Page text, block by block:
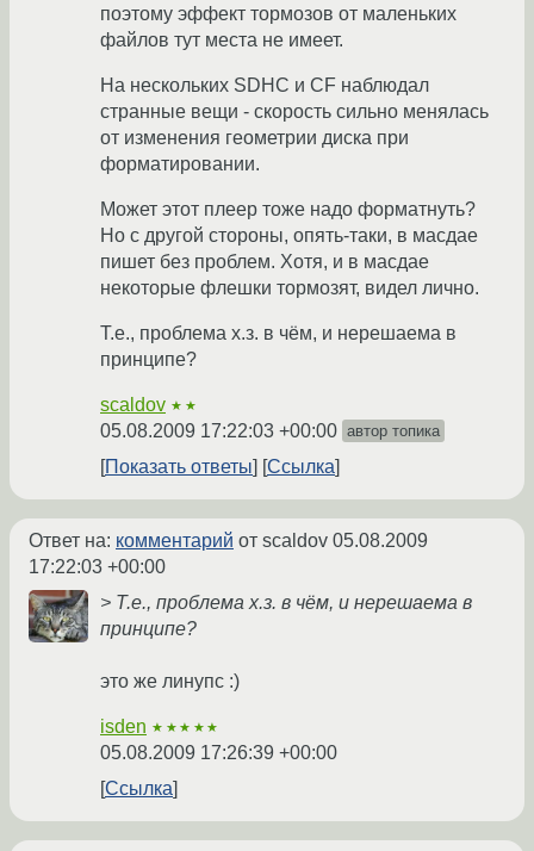
поэтому эффект тормозов от маленьких
файлов тут места не имеет.
На нескольких SDHC и CF наблюдал
странные вещи - скорость сильно менялась
от изменения геометрии диска при
форматировании.
Может этот плеер тоже надо форматнуть?
Но с другой стороны, опять-таки, в масдае
пишет без проблем. Хотя, и в масдае
некоторые флешки тормозят, видел лично.
Т.е., проблема х.з. в чём, и нерешаема в
принципе?
scaldov ★★
05.08.2009 17:22:03 +00:00 автор топика
Показать ответы Ссылка
Ответ на: комментарий от scaldov 05.08.2009
17:22:03 +00:00
> Т.е., проблема х.з. в чём, и нерешаема в
принципе?
это же линупс :)
isden ★★★★★
05.08.2009 17:26:39 +00:00
Ссылка